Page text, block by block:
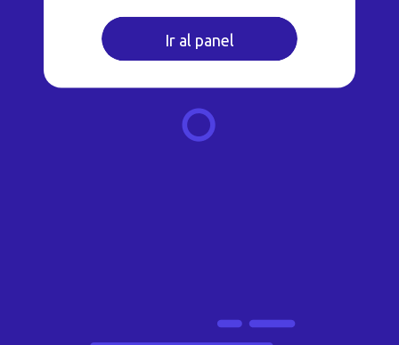
Ir al panel